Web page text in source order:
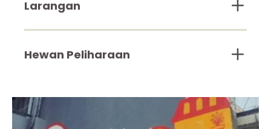
Larangan
Hewan Peliharaan